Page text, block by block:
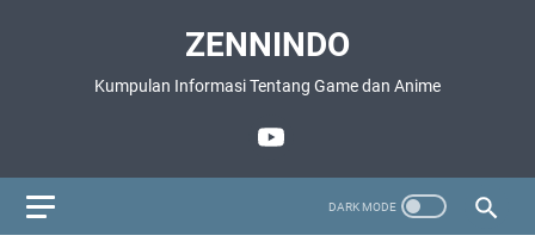
ZENNINDO
Kumpulan Informasi Tentang Game dan Anime